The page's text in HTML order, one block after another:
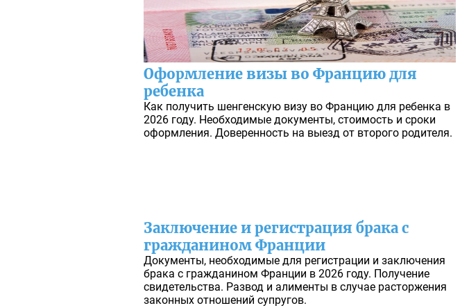
Оформление визы во Францию для
ребенка
Как получить шенгенскую визу во Францию для ребенка в
2026 году. Необходимые документы, стоимость и сроки
оформления. Доверенность на выезд от второго родителя.
Заключение и регистрация брака с
гражданином Франции
Документы, необходимые для регистрации и заключения
брака с гражданином Франции в 2026 году. Получение
свидетельства. Развод и алименты в случае расторжения
законных отношений супругов.